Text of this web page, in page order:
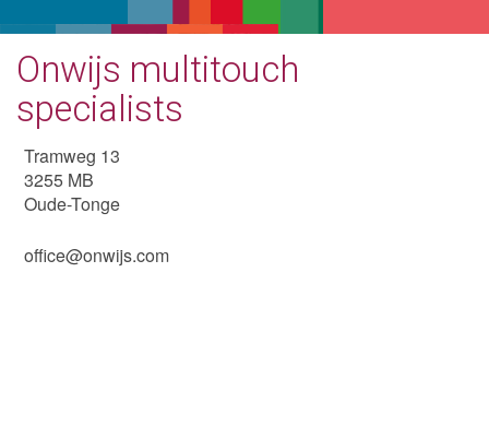
Onwijs multitouch
specialists
Tramweg 13
3255 MB
Oude-Tonge
office@onwijs.com